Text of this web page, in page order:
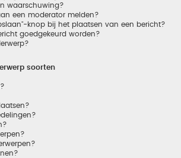
waarschuwing?
een moderator melden?
knop bij het plaatsen van een bericht?
goedgekeurd worden?
soorten